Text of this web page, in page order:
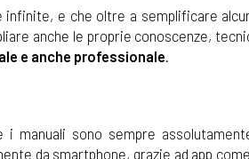
e che oltre a semplificare
anche le proprie conoscenze,
e anche professionale.
manuali sono sempre
da smartphone, grazie ad app come